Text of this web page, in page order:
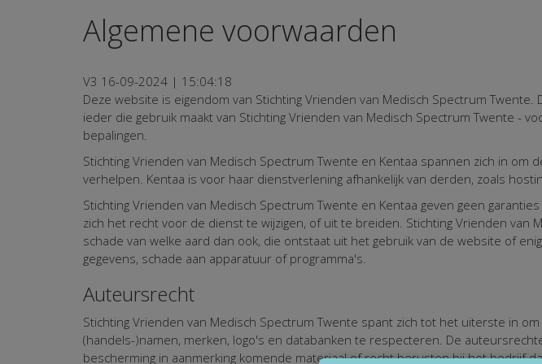
Algemene voorwaarden
V3 16-09-2024 | 15:04:18
Deze website is eigendom van Stichting Vrienden van Medisch Spectrum
ieder die gebruik maakt van Stichting Vrienden van Medisch Spectrum Twente -
bepalingen.
Stichting Vrienden van Medisch Spectrum Twente en Kentaa spannen zich in
verhelpen. Kentaa is voor haar dienstverlening afhankelijk van derden, zoals
Stichting Vrienden van Medisch Spectrum Twente en Kentaa geven geen
zich het recht voor de dienst te wijzigen, of uit te breiden. Stichting Vrienden
schade van welke aard dan ook, die ontstaat uit het gebruik van de website of
gegevens, schade aan apparatuur of programma's.
Auteursrecht
Stichting Vrienden van Medisch Spectrum Twente spant zich tot het uiterste in
(handels-)namen, merken, logo's en databanken te respecteren. De
bescherming in aanmerking komende materiaal of recht berusten bij het bedrijf